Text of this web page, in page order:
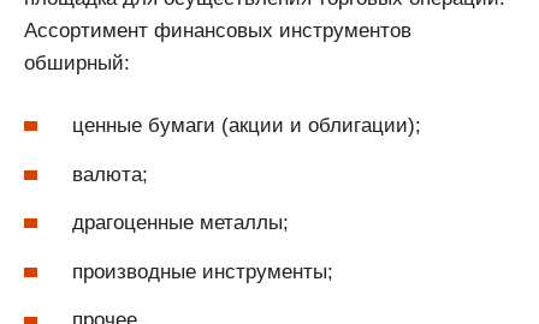
Ассортимент финансовых инструментов
обширный:
ценные бумаги (акции и облигации);
валюта;
драгоценные металлы;
производные инструменты;